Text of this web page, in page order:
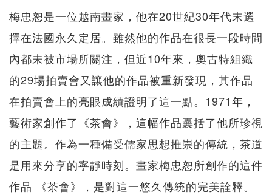
梅忠恕是一位越南畫家，他在20世紀30年代末選
擇在法國永久定居。雖然他的作品在很長一段時間
內都未被市場所關注，但近10年來，奧古特組織
的29場拍賣會又讓他的作品被重新發現，其作品
在拍賣會上的亮眼成績證明了這一點。1971年，
藝術家創作了《茶會》，這幅作品囊括了他所珍視
的主題。作為一種備受儒家思想推崇的傳統，茶道
是用來分享的寧靜時刻。畫家梅忠恕所創作的這件
作品 《茶會》，是對這一悠久傳統的完美詮釋。